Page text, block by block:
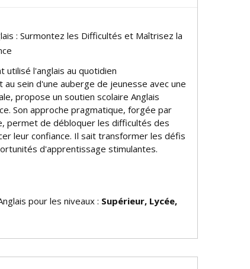
: Surmontez les Difficultés et Maîtrisez la
utilisé l'anglais au quotidien
sein d'une auberge de jeunesse avec une
propose un soutien scolaire Anglais
Son approche pragmatique, forgée par
permet de débloquer les difficultés des
leur confiance. Il sait transformer les défis
d'apprentissage stimulantes.
pour les niveaux : Supérieur, Lycée,